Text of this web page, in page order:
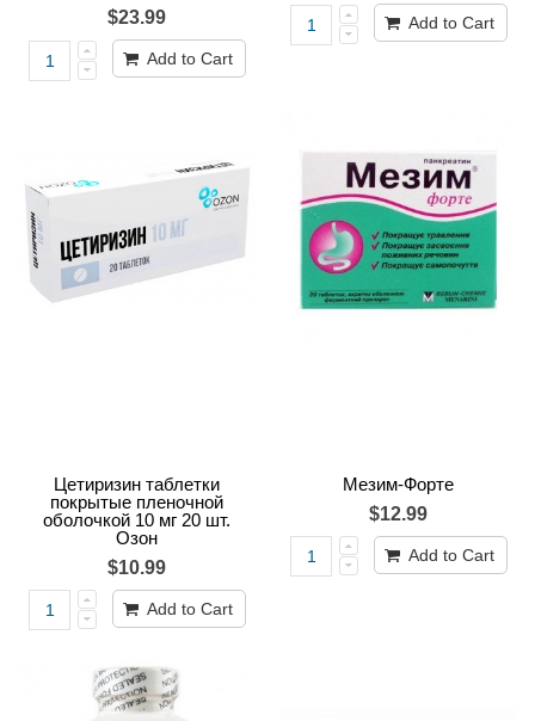
$23.99
Add to Cart
Add to Cart
Цетиризин таблетки
покрытые пленочной
оболочкой 10 мг 20 шт.
Озон
$10.99
Add to Cart
Мезим-Форте
$12.99
Add to Cart